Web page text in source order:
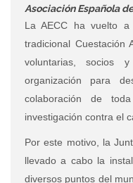
Asociación Española
La AECC ha vuelto
tradicional Cuestación
voluntarias,
organización para
colaboración de
investigación contra el
Por este motivo, la
llevado a cabo la
diversos puntos del